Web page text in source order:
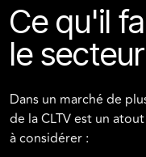
Ce qu'il
le secteur
Dans un marché de
de la CLTV est un
à considérer :